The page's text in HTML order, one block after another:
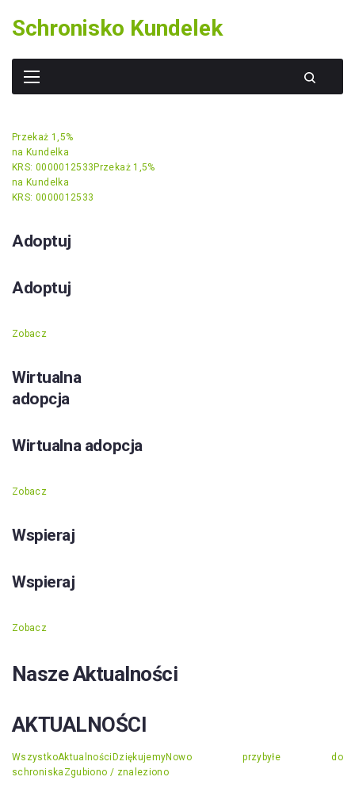
content
Schronisko Kundelek
Przekaż 1,5%
na Kundelka
KRS: 0000012533 Przekaż 1,5%
na Kundelka
KRS: 0000012533
Adoptuj
Adoptuj
Zobacz
Wirtualna
adopcja
Wirtualna adopcja
Zobacz
Wspieraj
Wspieraj
Zobacz
Nasze Aktualności
AKTUALNOŚCI
WszystkoAktualności DziękujemyNowo przybyłe do
schroniska Zgubiono / znaleziono